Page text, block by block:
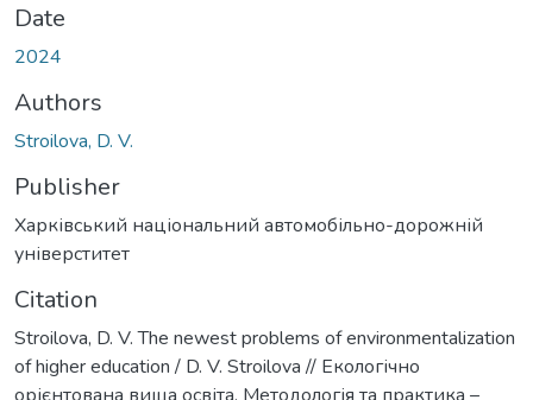
Date
2024
Authors
Stroilova, D. V.
Publisher
Харківський національний автомобільно-дорожній
універститет
Citation
Stroilova, D. V. Тhe newest problems of environmentalization
of higher education / D. V. Stroilova // Екологічно